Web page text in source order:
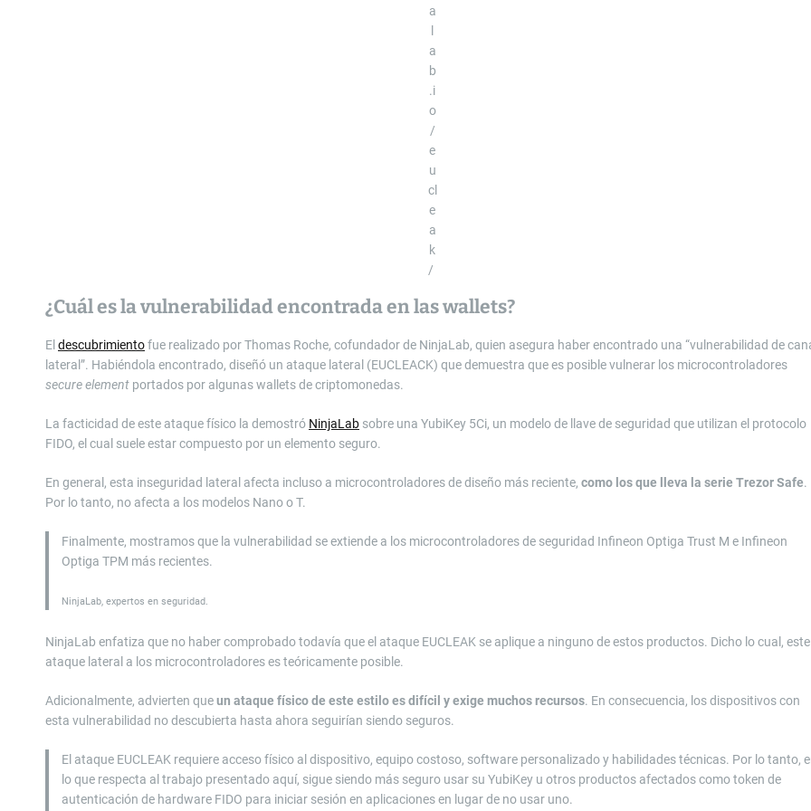
a
a
b
.i
o
/
e
u
cl
e
a
k
/
¿Cuál es la vulnerabilidad encontrada en las wallets?
El descubrimientofue realizado por Thomas Roche, cofundador de NinjaLab, quien asegura haber encontrado una “vulnerabilidad de
lateral”. Habiéndola encontrado, diseñó un ataque lateral (EUCLEACK) que demuestra quees posible vulnerar los microcontroladores
secure element portados por algunas wallets de criptomonedas.
La facticidad de este ataque físico la demostró NinjaLab sobre una YubiKey 5Ci, un modelo de llave de seguridad que utilizan el protocolo
FIDO, el cual suele estar compuesto por un elemento seguro.
En general, esta inseguridad lateral afecta incluso a microcontroladores de diseño más reciente, como los que lleva la serie Trezor Safe.
Por lo tanto, no afecta a los modelos Nano o T.
Finalmente, mostramos que la vulnerabilidad se extiende a los microcontroladores de seguridad Infineon Optiga Trust M e Infineon
Optiga TPM más recientes.
NinjaLab, expertos en seguridad.
NinjaLab enfatiza que no haber comprobado todavía que el ataque EUCLEAK se aplique a ninguno de estos productos. Dicho lo cual, este
ataque lateral a los microcontroladores es teóricamente posible.
Adicionalmente, advierten queun ataque físico de este estilo es difícil y exige muchos recursos. En consecuencia, los dispositivos con
esta vulnerabilidad no descubierta hasta ahora seguirían siendo seguros.
El ataque EUCLEAK requiere acceso físico al dispositivo, equipo costoso, software personalizado y habilidades técnicas. Por lo tanto,
lo que respecta al trabajo presentado aquí, sigue siendo más seguro usar su YubiKey u otros productos afectados como token de
autenticación de hardware FIDO para iniciar sesión en aplicaciones en lugar de no usar uno.